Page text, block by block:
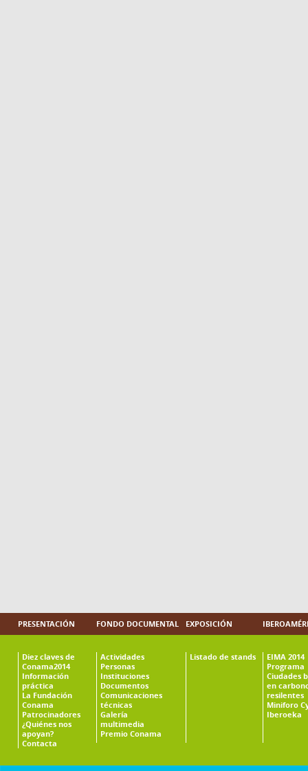
PRESENTACIÓN
Diez claves de
Conama2014
Información
práctica
La Fundación
Conama
Patrocinadores
¿Quiénes nos
apoyan?
Contacta
FONDO DOCUMENTAL
Actividades
Personas
Instituciones
Documentos
Comunicaciones
técnicas
Galería
multimedia
Premio Conama
EXPOSICIÓN
Listado de stands
EIMA 2014
Programa
Ciudades
en
resilentes
Miniforo
Iberoeka